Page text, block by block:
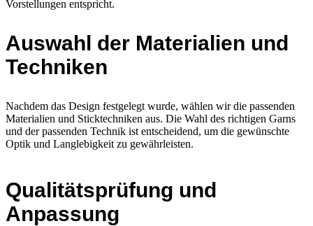
Vorstellungen entspricht.
Auswahl der Materialien und
Techniken
Nachdem das Design festgelegt wurde, wählen wir die passenden
Materialien und Sticktechniken aus. Die Wahl des richtigen Garns
und der passenden Technik ist entscheidend, um die gewünschte
Optik und Langlebigkeit zu gewährleisten.
Qualitätsprüfung und
Anpassung